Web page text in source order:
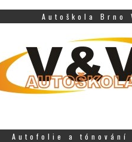
Autoškola Brno
Autofolie a tónování